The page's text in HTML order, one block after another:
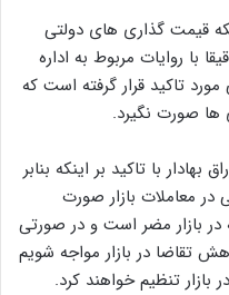
قیمت گذاری های دولتی
با روایات مربوط به اداره
مورد تاکید قرار گرفته است که
ها صورت نگیرد.
با تاکید بر اینکه بنابر
در معاملات بازار صورت
بازار مضر است و در صورتی
تقاضا در بازار مواجه شویم
تنظیم خواهند کرد.